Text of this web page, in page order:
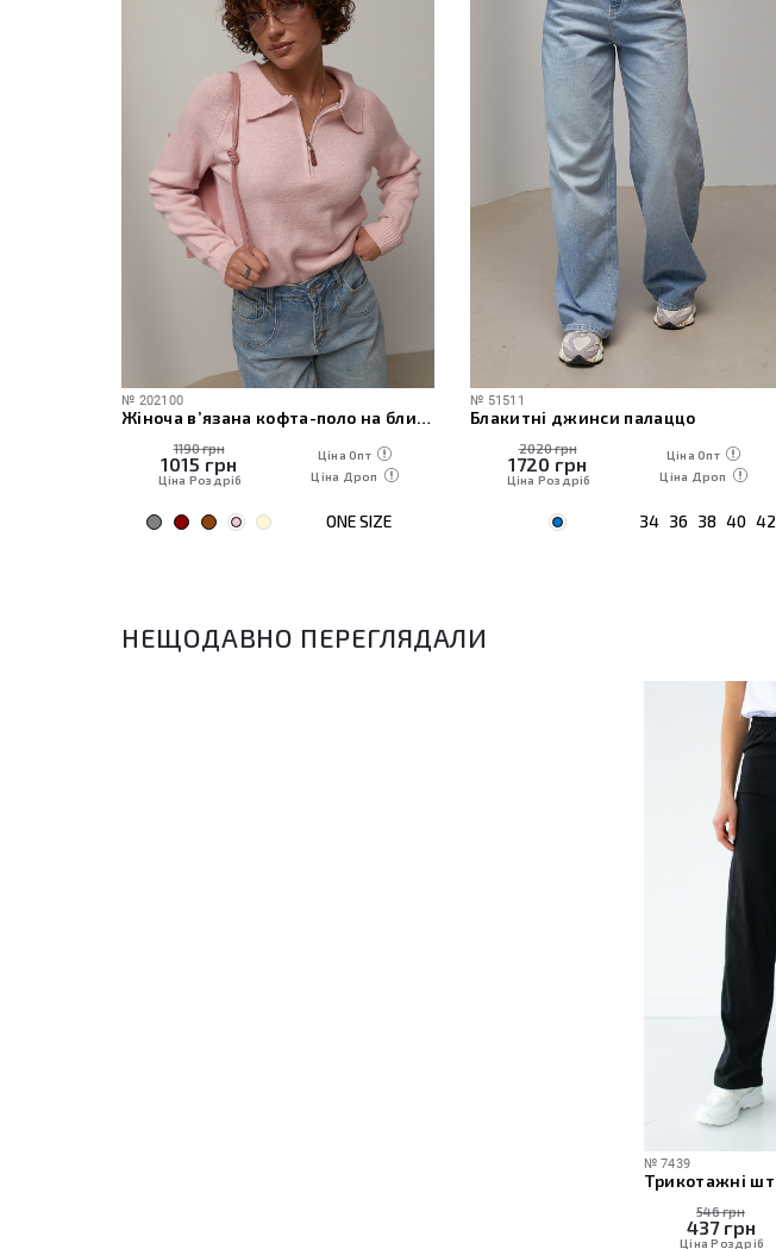
№ 202100
Жіноча в’язана кофта-поло на блискавці
1190 грн
1015 грн
Ціна Роздріб
Ціна Опт
Ціна Дроп
ONE SIZE
№ 51511
Блакитні джинси палаццо
2020 грн
1720 грн
Ціна Роздріб
Ціна Опт
Ціна Дроп
34 36 38 40 42
НЕЩОДАВНО ПЕРЕГЛЯДАЛИ
№ 7439
546 грн
437грн
Ціна Роздріб